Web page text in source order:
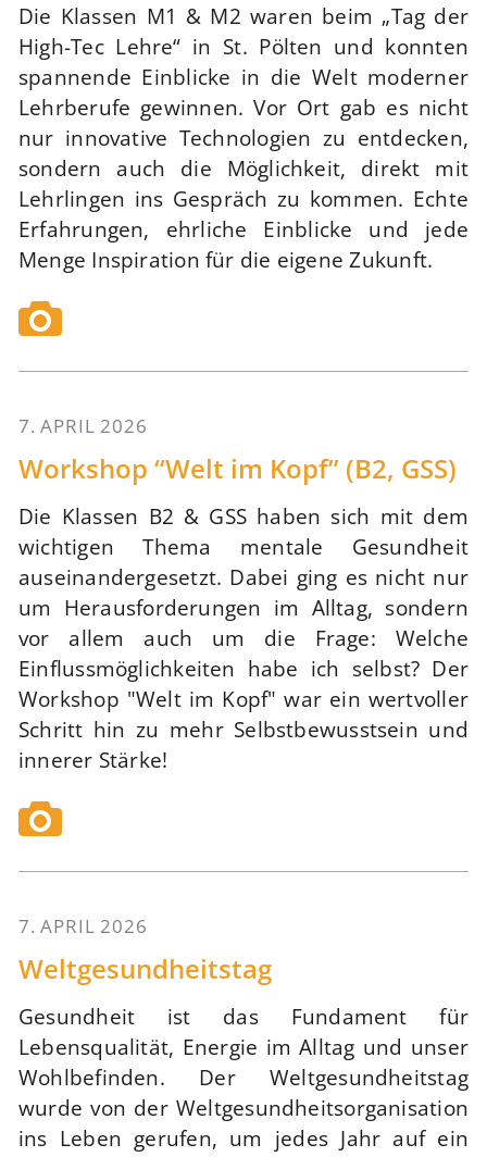
Die Klassen M1 & M2 waren beim „Tag der
High-Tec Lehre“ in St. Pölten und konnten
spannende Einblicke in die Welt moderner
Lehrberufe gewinnen. Vor Ort gab es nicht
nur innovative Technologien zu entdecken,
sondern auch die Möglichkeit, direkt mit
Lehrlingen ins Gespräch zu kommen. Echte
Erfahrungen, ehrliche Einblicke und jede
Menge Inspiration für die eigene Zukunft.
7. APRIL 2026
Workshop “Welt im Kopf” (B2, GSS)
Die Klassen B2 & GSS haben sich mit dem
wichtigen Thema mentale Gesundheit
auseinandergesetzt. Dabei ging es nicht nur
um Herausforderungen im Alltag, sondern
vor allem auch um die Frage: Welche
Einflussmöglichkeiten habe ich selbst? Der
Workshop "Welt im Kopf" war ein wertvoller
Schritt hin zu mehr Selbstbewusstsein und
innerer Stärke!
7. APRIL 2026
Weltgesundheitstag
Gesundheit ist das Fundament für
Lebensqualität, Energie im Alltag und unser
Wohlbefinden. Der Weltgesundheitstag
wurde von der Weltgesundheitsorganisation
ins Leben gerufen, um jedes Jahr auf ein